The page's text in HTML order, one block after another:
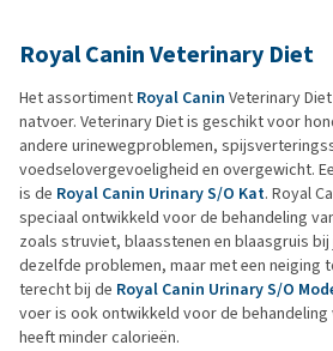
Royal Canin Veterinary Diet
Het assortiment Royal Canin Veterinary
natvoer. Veterinary Diet is geschikt voor
andere urinewegproblemen,
voedselovergevoeligheid en overgewicht.
is de Royal Canin Urinary S/O Kat. Royal
speciaal ontwikkeld voor de behandeling
zoals struviet, blaasstenen en blaasgruis
dezelfde problemen, maar met een neiging
terecht bij de Royal Canin Urinary S/O
voer is ook ontwikkeld voor de
heeft minder calorieën.